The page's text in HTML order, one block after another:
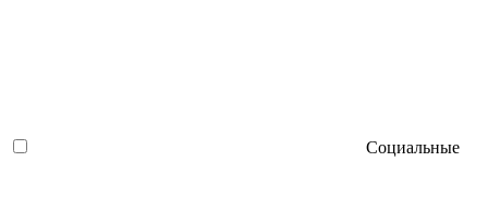
Социальные